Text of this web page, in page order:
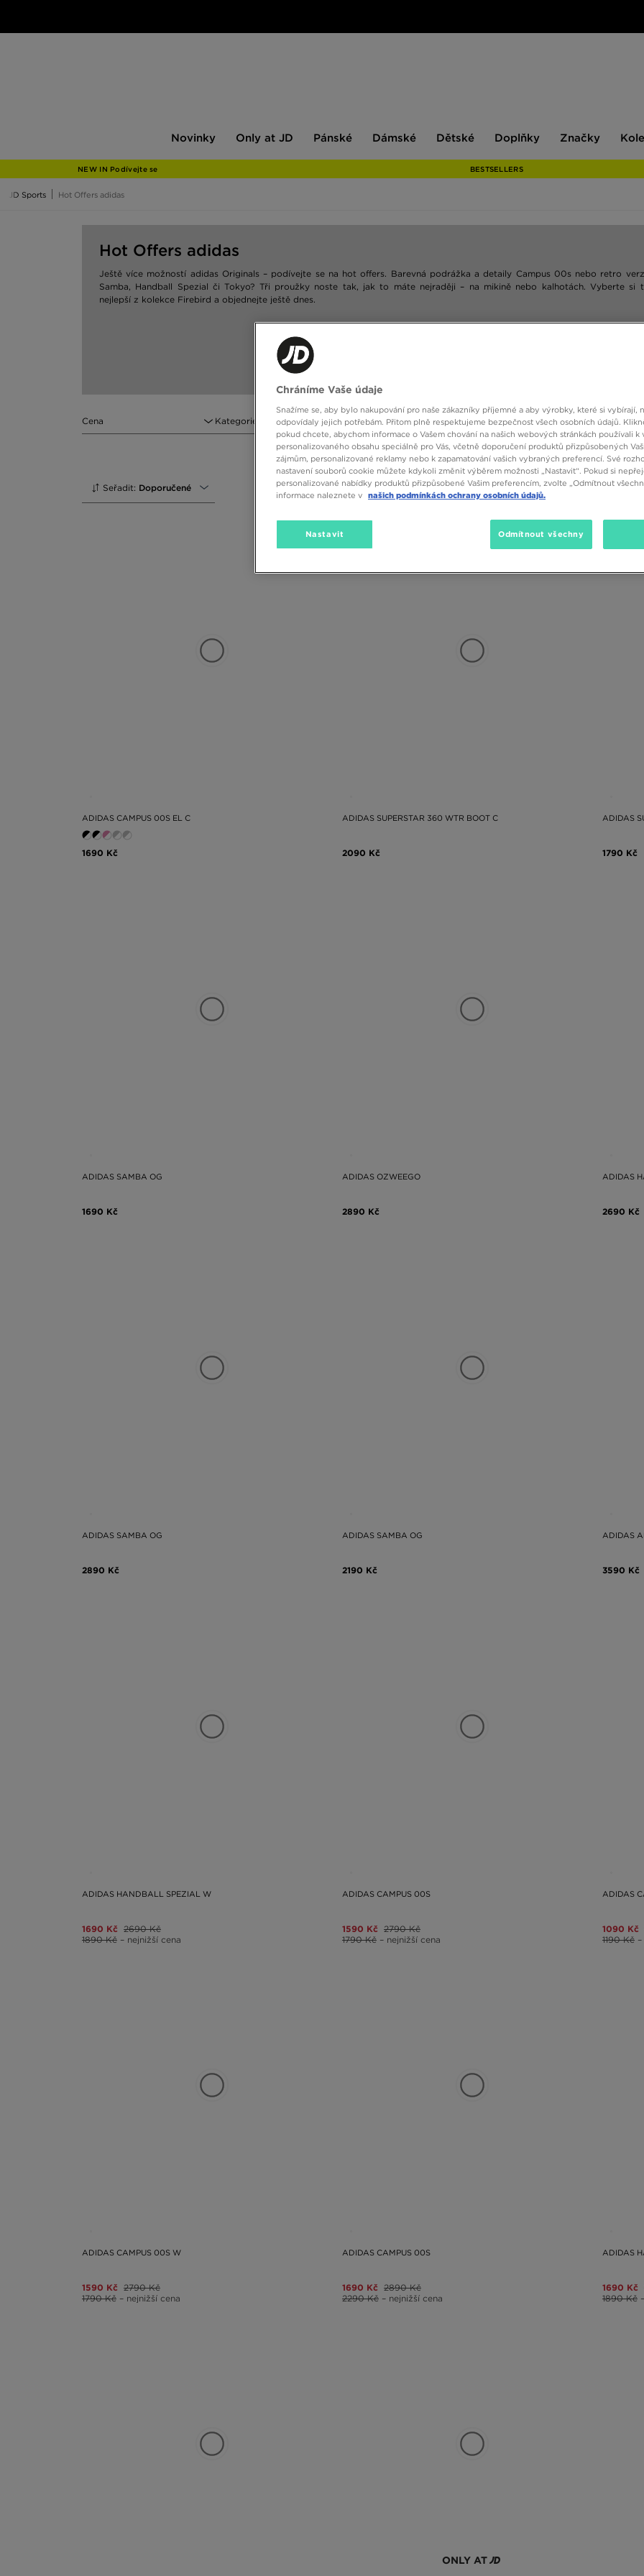
Novinky
JD
Only at JD Pánské Dámské Dětské Doplňky Značky
NEW IN Podívejte se BESTSELLERS
JD Sports Hot Offers adidas
Hot Offers adidas
Ještě více možností adidas Originals – podívejte se na hot offers. Barevná podrážka a detaily Campus 00s nebo retro
Samba, Handball Spezial či Tokyo? Tři proužky noste tak, jak to máte nejraději – na mikině nebo kalhotách. Vyberte si
nejlepší z kolekce Firebird a objednejte ještě dnes.
Cena Kategorie Podkategorie Pohlaví Značka
Seřadit: Doporučené
ADIDAS CAMPUS 00S EL C
1690 Kč
ADIDAS SUPERSTAR 360 WTR BOOT C
2090 Kč
ADIDAS
1790 Kč
ADIDAS SAMBA OG
1690 Kč
ADIDAS OZWEEGO
2890 Kč
ADIDAS
2690 Kč
ADIDAS SAMBA OG
2890 Kč
ADIDAS SAMBA OG
2190 Kč
ADIDAS
3590 Kč
ADIDAS HANDBALL SPEZIAL W
1690 Kč 2690 Kč
1890 Kč – nejnižší cena
ADIDAS CAMPUS 00S
1590 Kč 2790 Kč
1790 Kč – nejnižší cena
ADIDAS
1090 Kč
1190 Kč
ADIDAS CAMPUS 00S W
1590 Kč 2790 Kč
1790 Kč – nejnižší cena
ADIDAS CAMPUS 00S
1690 Kč 2890 Kč
2290 Kč – nejnižší cena
ADIDAS
1690 Kč
1890 Kč
ONLY AT
Chráníme Vaše údaje
Snažíme se, aby bylo nakupování pro naše zákazníky příjemné a aby výrobky, které si vybírají,
odpovídaly jejich potřebám. Přitom plně respektujeme bezpečnost všech osobních údajů.
pokud chcete, abychom informace o Vašem chování na našich webových stránkách používali k
personalizovaného obsahu speciálně pro Vás, včetně doporučení produktů přizpůsobených
zájmům, personalizované reklamy nebo k zapamatování vašich vybraných preferencí. Své
nastavení souborů cookie můžete kdykoli změnit výběrem možnosti „Nastavit“. Pokud si
personalizované nabídky produktů přizpůsobené Vašim preferencím, zvolte „Odmítnout
informace naleznete v našich podmínkách ochrany osobních údajů.
Nastavit Odmítnout všechny